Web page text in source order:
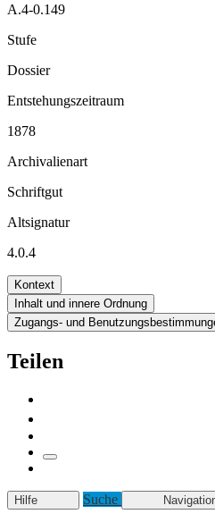
A.4-0.149
Stufe
Dossier
Entstehungszeitraum
1878
Archivalienart
Schriftgut
Altsignatur
4.0.4
Kontext
Inhalt und innere Ordnung
Zugangs- und
Teilen
Hilfe Suche